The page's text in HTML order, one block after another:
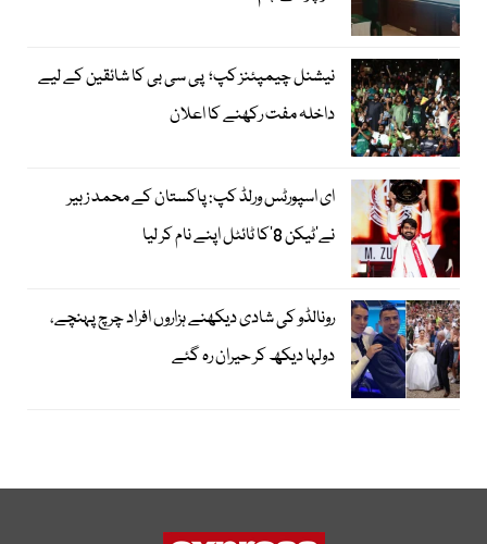
نیشنل چیمپئنز کپ؛ پی سی بی کا شائقین کے لیے
داخلہ مفت رکھنے کا اعلان
ای اسپورٹس ورلڈ کپ: پاکستان کے محمد زبیر
نے’ٹیکن 8‘کا ٹائٹل اپنے نام کر لیا
رونالڈو کی شادی دیکھنے ہزاروں افراد چرچ پہنچے،
دولہا دیکھ کر حیران رہ گئے